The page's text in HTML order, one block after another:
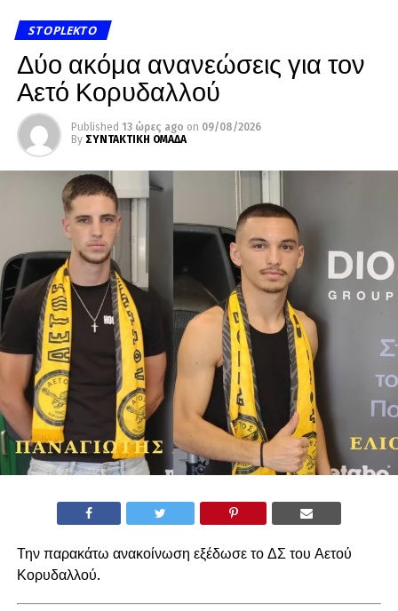
STOPLEKTO
Δύο ακόμα ανανεώσεις για τον
Αετό Κορυδαλλού
Published 13 ώρες ago on 09/08/2026
By ΣΥΝΤΑΚΤΙΚΗ ΟΜΑΔΑ
Την παρακάτω ανακοίνωση εξέδωσε το ΔΣ του Αετού
Κορυδαλλού.